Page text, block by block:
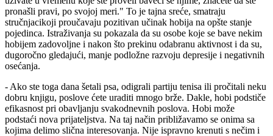
pronašli pravi, po svojoj meri." To je tajna sreće, smatraju
stručnjacikoji proučavaju pozitivan učinak hobija na opšte stanje
pojedinca. Istraživanja su pokazala da su osobe koje se bave nekim
hobijem zadovoljne i nakon što prekinu odabranu aktivnost i da su,
dugoročno gledajući, manje podložne razvoju depresije i negativnih
osećanja.
- Ako ste toga dana šetali psa, odigrali partiju tenisa ili pročitali neku
dobru knjigu, poslove ćete uraditi mnogo brže. Dakle, hobi podstiče
efikasnost pri obavljanju svakodnevnih poslova. Hobi može
podstaći nova prijateljstva. Na taj način približavamo se onima sa
kojima delimo slična interesovanja. Nije ispravno krenuti s nečim i